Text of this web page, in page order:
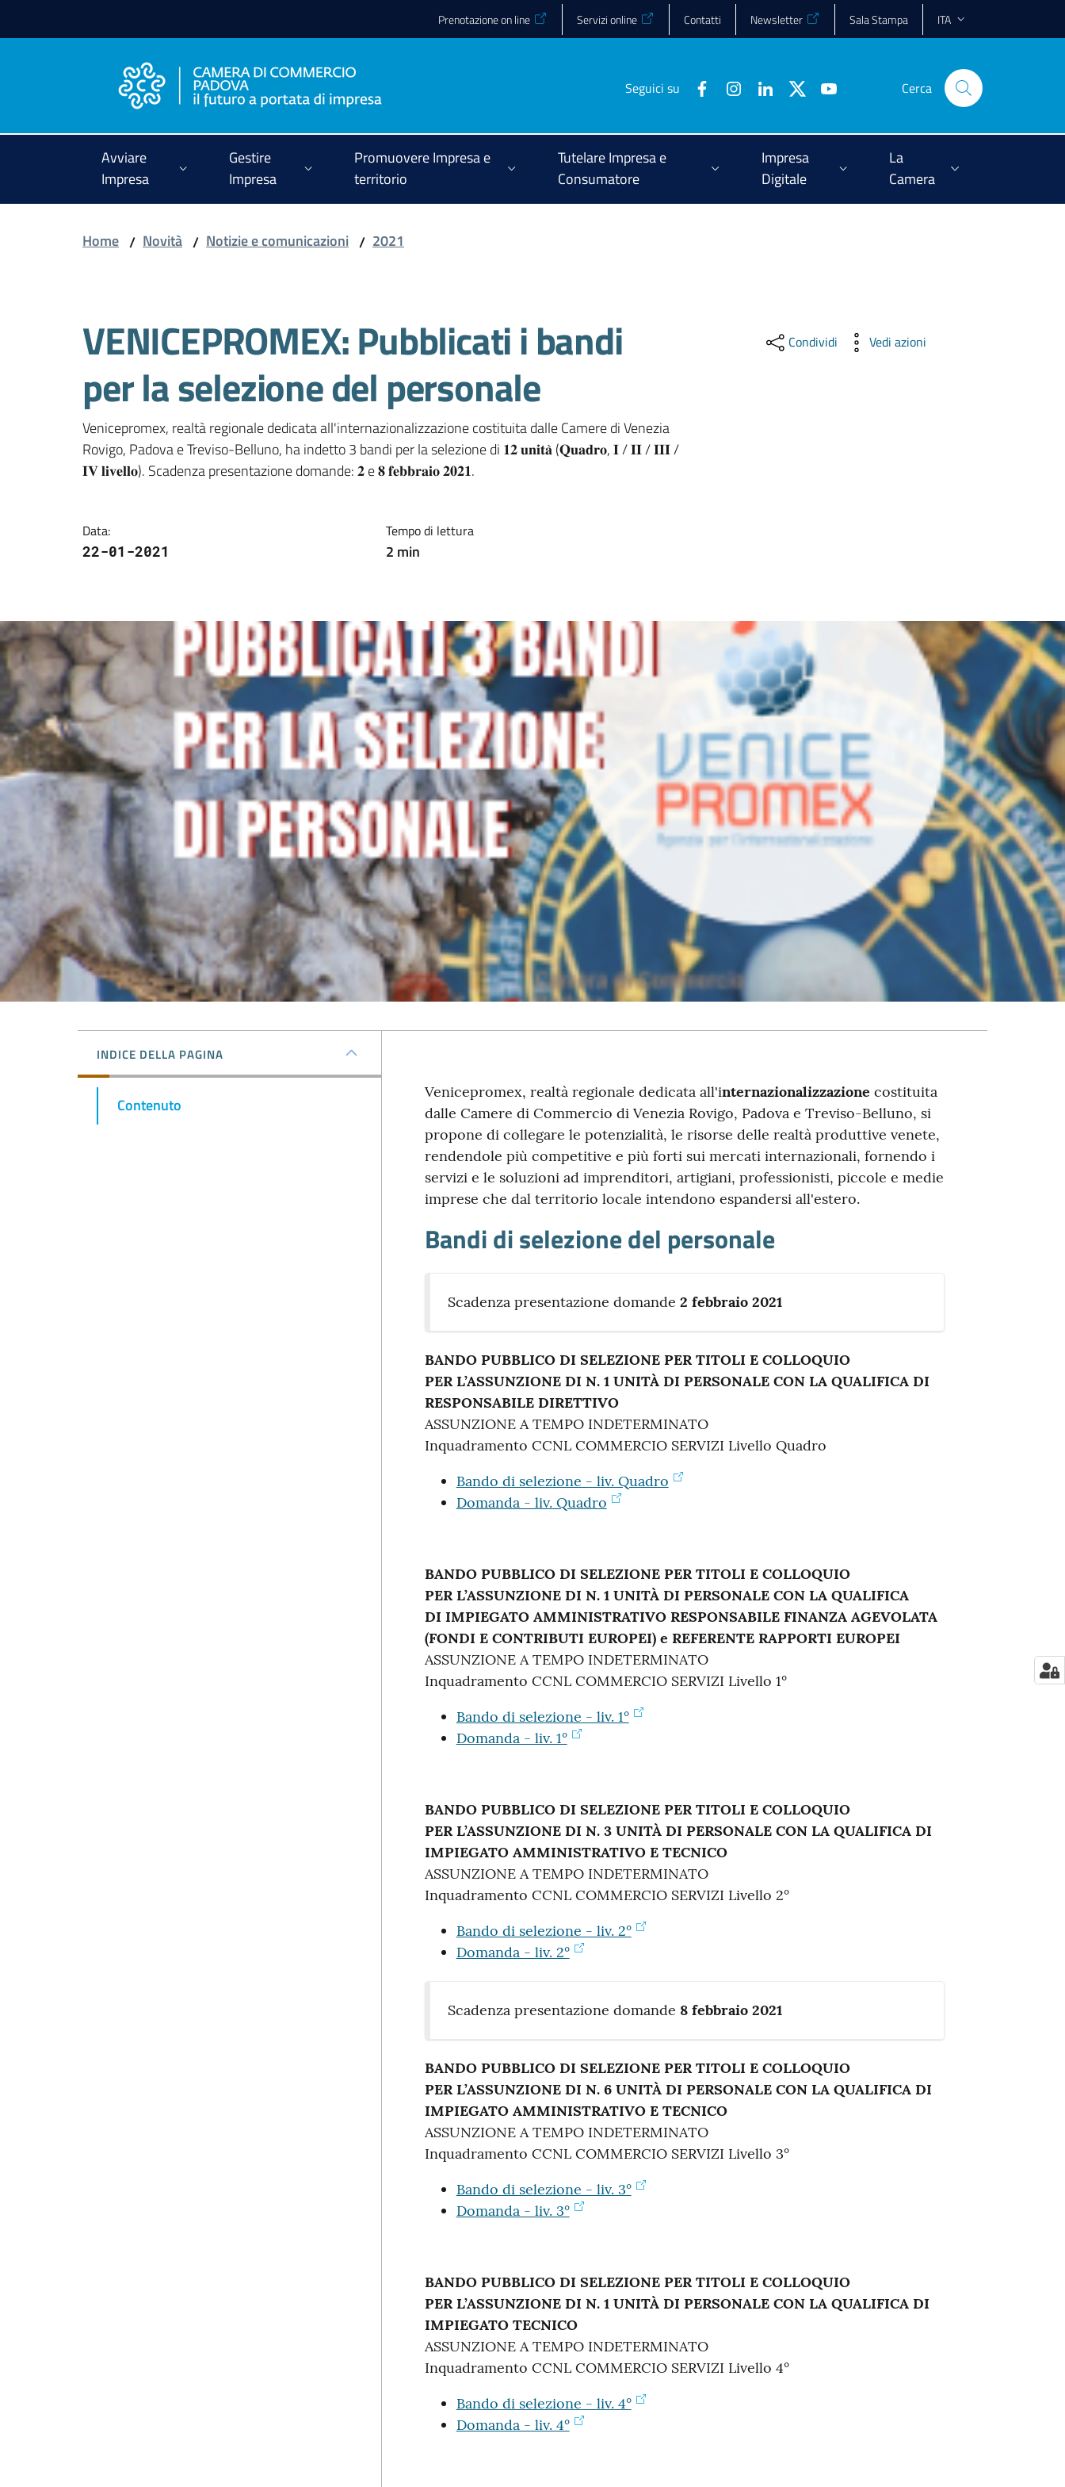
Prenotazione on line Servizi online Contatti Newsletter Sala Stampa ITA
Seguici su Cerca
Avviare
Impresa
Gestire
Impresa
Promuovere Impresa e
territorio
Tutelare Impresa e
Consumatore
Impresa
Digitale
La
Camera
Home / Novità / Notizie e comunicazioni / 2021
VENICEPROMEX: Pubblicati i bandi
per la selezione del personale
Venicepromex, realtà regionale dedicata all'internazionalizzazione costituita dalle Camere di Venezia
Rovigo, Padova e Treviso-Belluno, ha indetto 3 bandi per la selezione di 𝟏𝟐 𝐮𝐧𝐢𝐭𝐚̀ (𝐐𝐮𝐚𝐝𝐫𝐨, 𝐈 / 𝐈𝐈 / 𝐈𝐈𝐈 /
𝐈𝐕 𝐥𝐢𝐯𝐞𝐥𝐥𝐨). Scadenza presentazione domande: 𝟐 e 𝟖 𝐟𝐞𝐛𝐛𝐫𝐚𝐢𝐨 𝟐𝟎𝟐𝟏.
Data:
22-01-2021
Tempo di lettura
2 min
Condividi Vedi azioni
INDICE DELLA PAGINA
Contenuto
Venicepromex, realtà regionale dedicata all'internazionalizzazione costituita
dalle Camere di Commercio di Venezia Rovigo, Padova e Treviso-Belluno, si
propone di collegare le potenzialità, le risorse delle realtà produttive venete,
rendendole più competitive e più forti sui mercati internazionali, fornendo i
servizi e le soluzioni ad imprenditori, artigiani, professionisti, piccole e medie
imprese che dal territorio locale intendono espandersi all'estero.
Bandi di selezione del personale
Scadenza presentazione domande 2 febbraio 2021
BANDO PUBBLICO DI SELEZIONE PER TITOLI E COLLOQUIO
PER L’ASSUNZIONE DI N. 1 UNITÀ DI PERSONALE CON LA QUALIFICA DI
RESPONSABILE DIRETTIVO
ASSUNZIONE A TEMPO INDETERMINATO
Inquadramento CCNL COMMERCIO SERVIZI Livello Quadro
Bando di selezione - liv. Quadro
Domanda - liv. Quadro
BANDO PUBBLICO DI SELEZIONE PER TITOLI E COLLOQUIO
PER L’ASSUNZIONE DI N. 1 UNITÀ DI PERSONALE CON LA QUALIFICA
DI IMPIEGATO AMMINISTRATIVO RESPONSABILE FINANZA AGEVOLATA
(FONDI E CONTRIBUTI EUROPEI) e REFERENTE RAPPORTI EUROPEI
ASSUNZIONE A TEMPO INDETERMINATO
Inquadramento CCNL COMMERCIO SERVIZI Livello 1°
Bando di selezione - liv. 1°
Domanda - liv. 1°
BANDO PUBBLICO DI SELEZIONE PER TITOLI E COLLOQUIO
PER L’ASSUNZIONE DI N. 3 UNITÀ DI PERSONALE CON LA QUALIFICA DI
IMPIEGATO AMMINISTRATIVO E TECNICO
ASSUNZIONE A TEMPO INDETERMINATO
Inquadramento CCNL COMMERCIO SERVIZI Livello 2°
Bando di selezione - liv. 2°
Domanda - liv. 2°
Scadenza presentazione domande 8 febbraio 2021
BANDO PUBBLICO DI SELEZIONE PER TITOLI E COLLOQUIO
PER L’ASSUNZIONE DI N. 6 UNITÀ DI PERSONALE CON LA QUALIFICA DI
IMPIEGATO AMMINISTRATIVO E TECNICO
ASSUNZIONE A TEMPO INDETERMINATO
Inquadramento CCNL COMMERCIO SERVIZI Livello 3°
Bando di selezione - liv. 3°
Domanda - liv. 3°
BANDO PUBBLICO DI SELEZIONE PER TITOLI E COLLOQUIO
PER L’ASSUNZIONE DI N. 1 UNITÀ DI PERSONALE CON LA QUALIFICA DI
IMPIEGATO TECNICO
ASSUNZIONE A TEMPO INDETERMINATO
Inquadramento CCNL COMMERCIO SERVIZI Livello 4°
Bando di selezione - liv. 4°
Domanda - liv. 4°